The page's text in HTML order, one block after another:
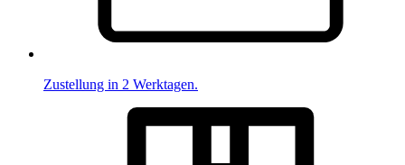
Zustellung in 2 Werktagen.